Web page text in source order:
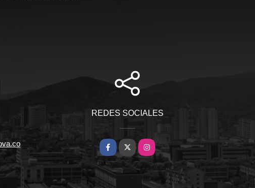
REDES SOCIALES
Facebook
X Instagram